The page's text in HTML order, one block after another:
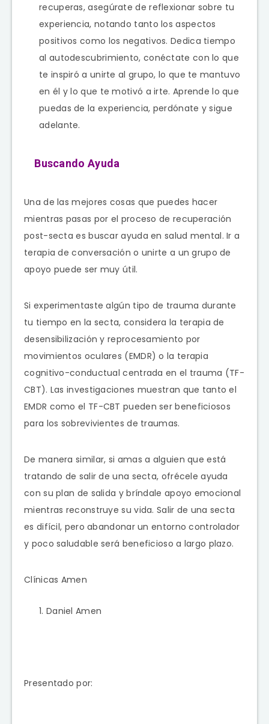
recuperas, asegúrate de reflexionar sobre tu
experiencia, notando tanto los aspectos
positivos como los negativos. Dedica tiempo
al autodescubrimiento, conéctate con lo que
te inspiró a unirte al grupo, lo que te mantuvo
en él y lo que te motivó a irte. Aprende lo que
puedas de la experiencia, perdónate y sigue
adelante.
Buscando Ayuda
Una de las mejores cosas que puedes hacer
mientras pasas por el proceso de recuperación
post-secta es buscar ayuda en salud mental. Ir a
terapia de conversación o unirte a un grupo de
apoyo puede ser muy útil.
Si experimentaste algún tipo de trauma durante
tu tiempo en la secta, considera la terapia de
desensibilización y reprocesamiento por
movimientos oculares (EMDR) o la terapia
cognitivo-conductual centrada en el trauma (TF-
CBT). Las investigaciones muestran que tanto el
EMDR como el TF-CBT pueden ser beneficiosos
para los sobrevivientes de traumas.
De manera similar, si amas a alguien que está
tratando de salir de una secta, ofrécele ayuda
con su plan de salida y bríndale apoyo emocional
mientras reconstruye su vida. Salir de una secta
es difícil, pero abandonar un entorno controlador
y poco saludable será beneficioso a largo plazo.
Clínicas Amen
Daniel Amen
Presentado por: